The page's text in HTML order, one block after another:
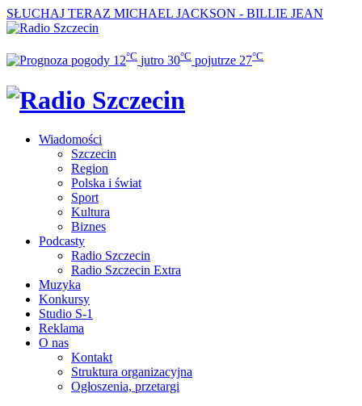
SŁUCHAJ TERAZ MICHAEL JACKSON - BILLIE JEAN
12°C jutro 30°C pojutrze 27°C
Wiadomości
Szczecin
Region
Polska i świat
Sport
Kultura
Biznes
Podcasty
Radio Szczecin
Radio Szczecin Extra
Muzyka
Konkursy
Studio S-1
Reklama
O nas
Kontakt
Struktura organizacyjna
Ogłoszenia, przetargi